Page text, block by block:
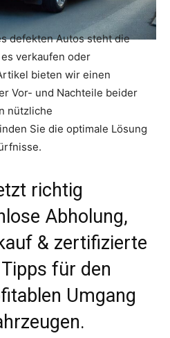
defekten Autos steht die
verkaufen oder
bieten wir einen
Vor- und Nachteile beider
nützliche
Sie die optimale Lösung
richtig
Abholung,
& zertifizierte
für den
Umgang